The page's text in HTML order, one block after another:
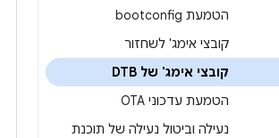
הטמעת bootconfig
קובצי אימג' לשחזור
קובצי אימג' של DTB
הטמעת עדכוני OTA
נעילה וביטול נעילה של תוכנת